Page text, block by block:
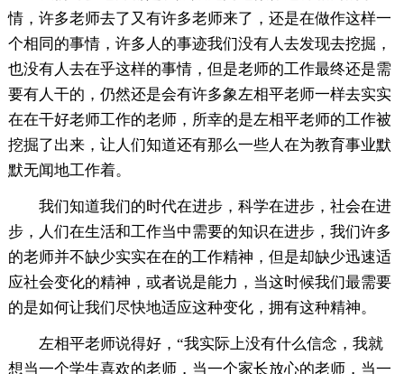
情，许多老师去了又有许多老师来了，还是在做作这样一
个相同的事情，许多人的事迹我们没有人去发现去挖掘，
也没有人去在乎这样的事情，但是老师的工作最终还是需
要有人干的，仍然还是会有许多象左相平老师一样去实实
在在干好老师工作的老师，所幸的是左相平老师的工作被
挖掘了出来，让人们知道还有那么一些人在为教育事业默
默无闻地工作着。
我们知道我们的时代在进步，科学在进步，社会在进
步，人们在生活和工作当中需要的知识在进步，我们许多
的老师并不缺少实实在在的工作精神，但是却缺少迅速适
应社会变化的精神，或者说是能力，当这时候我们最需要
的是如何让我们尽快地适应这种变化，拥有这种精神。
左相平老师说得好，“我实际上没有什么信念，我就
想当一个学生喜欢的老师，当一个家长放心的老师，当一